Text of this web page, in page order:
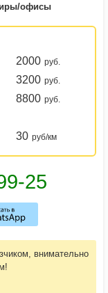
офисы
2000 руб.
3200 руб.
8800 руб.
30 руб/км
внимательно